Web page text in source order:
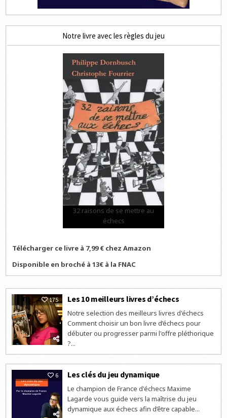
Notre livre avec les règles du jeu
32 raisons de se mettre au
échecs
Télécharger ce livre à 7,99 € chez Amazon
Disponible en broché à 13€ à la FNAC
175 Les 10 meilleurs livres d’échecs
Notre selection des meilleurs livres d'échecs
Comment choisir un bon livre d’échecs pour
débuter ou progresser parmi l'offre pléthorique
?...
6 Les clés du jeu dynamique
Le champion de France d'échecs Maxime
Lagarde vous guide vers la maîtrise du jeu
dynamique aux échecs afin d’être capable...